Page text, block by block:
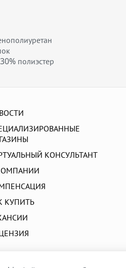
полиэстер
КОНСУЛЬТАНТ
КУПИТЬ